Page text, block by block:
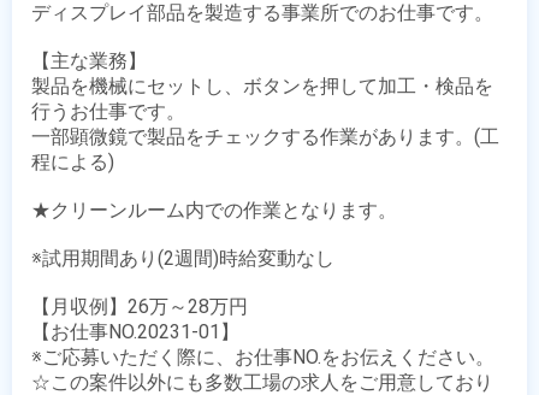
ディスプレイ部品を製造する事業所でのお仕事です。
【主な業務】
製品を機械にセットし、ボタンを押して加工・検品を
行うお仕事です。
一部顕微鏡で製品をチェックする作業があります。(工
程による)
★クリーンルーム内での作業となります。
※試用期間あり(2週間)時給変動なし
【月収例】26万～28万円
【お仕事NO.20231-01】
※ご応募いただく際に、お仕事NO.をお伝えください。
☆この案件以外にも多数工場の求人をご用意しており